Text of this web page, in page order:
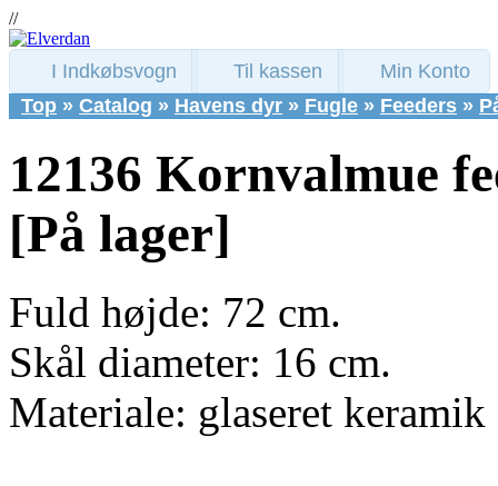
//
I Indkøbsvogn Til kassen
Min Konto
Top » Catalog » Havens dyr » Fugle » Feeders »
12136 Kornvalmue
[På lager]
Fuld højde: 72 cm.
Skål diameter: 16 cm.
Materiale: glaseret